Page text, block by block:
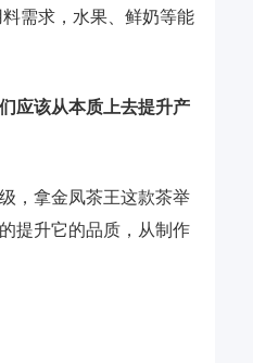
需求，水果、鲜奶等能
应该从本质上去提升产
，拿金凤茶王这款茶举
提升它的品质，从制作